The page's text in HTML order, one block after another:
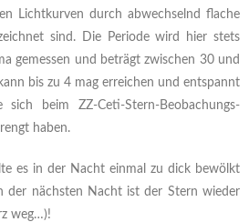
Lichtkurven durch abwechselnd flache
sind. Die Periode wird hier stets
gemessen und beträgt zwischen 30 und
bis zu 4 mag erreichen und entspannt
beim ZZ-Ceti-Stern-Beobachungs-
haben.
es in der Nacht einmal zu dick bewölkt
der nächsten Nacht ist der Stern wieder
weg…)!